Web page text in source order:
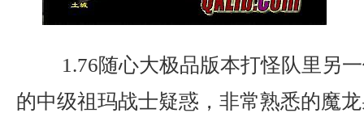
1.76随心大极品版本打怪队里另
的中级祖玛战士疑惑，非常熟悉的魔